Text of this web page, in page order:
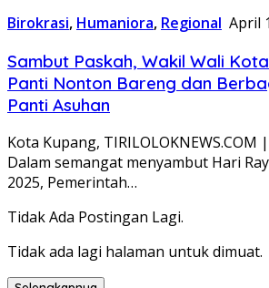
Birokrasi, Humaniora, Regional April
Sambut Paskah, Wakil Wali
Panti Nonton Bareng dan
Panti Asuhan
Kota Kupang, TIRILOLOKNEWS.COM
Dalam semangat menyambut Hari
2025, Pemerintah…
Tidak Ada Postingan Lagi.
Tidak ada lagi halaman untuk dimuat.